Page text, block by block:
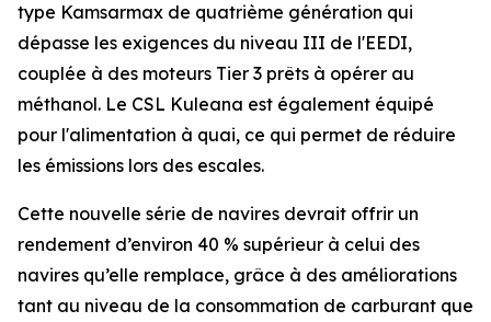
type Kamsarmax de quatrième génération qui
dépasse les exigences du niveau III de l'EEDI,
couplée à des moteurs Tier 3 prêts à opérer au
méthanol. Le CSL Kuleana est également équipé
pour l'alimentation à quai, ce qui permet de réduire
les émissions lors des escales.
Cette nouvelle série de navires devrait offrir un
rendement d’environ 40 % supérieur à celui des
navires qu’elle remplace, grâce à des améliorations
tant au niveau de la consommation de carburant que